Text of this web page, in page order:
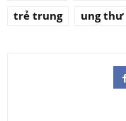
trẻ trung
ung thư